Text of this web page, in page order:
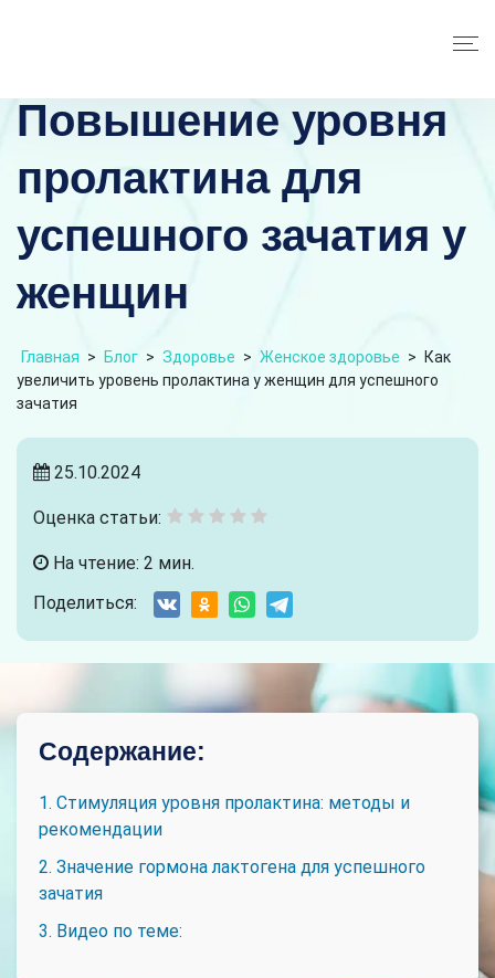
Повышение уровня
пролактина для
успешного зачатия у
женщин
Главная > Блог > Здоровье > Женское здоровье >
Как
увеличить уровень пролактина у женщин для успешного
зачатия
25.10.2024
Оценка статьи:
На чтение: 2 мин.
Поделиться:
Содержание:
1. Стимуляция уровня пролактина: методы и
рекомендации
2. Значение гормона лактогена для успешного
зачатия
3. Видео по теме: